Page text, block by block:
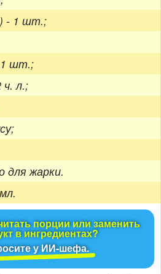
- 1 шт.;
1 шт.;
л.;
для жарки.
порции или заменить
в ингредиентах?
у ИИ-шефа.